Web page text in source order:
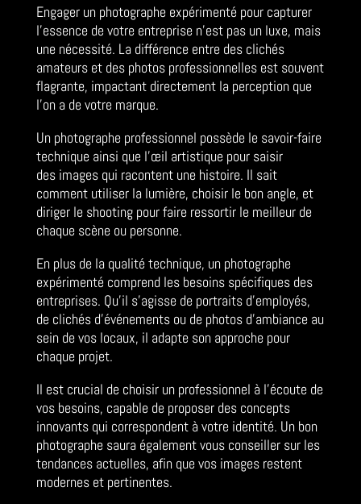
Engager un photographe expérimenté pour capturer
l’essence de votre entreprise n’est pas un luxe, mais
une nécessité. La différence entre des clichés
amateurs et des photos professionnelles est souvent
flagrante, impactant directement la perception que
l’on a de votre marque.
Un photographe professionnel possède le savoir-faire
technique ainsi que l’œil artistique pour saisir
des images qui racontent une histoire. Il sait
comment utiliser la lumière, choisir le bon angle, et
diriger le shooting pour faire ressortir le meilleur de
chaque scène ou personne.
En plus de la qualité technique, un photographe
expérimenté comprend les besoins spécifiques des
entreprises. Qu’il s’agisse de portraits d’employés,
de clichés d’événements ou de photos d’ambiance au
sein de vos locaux, il adapte son approche pour
chaque projet.
Il est crucial de choisir un professionnel à l’écoute de
vos besoins, capable de proposer des concepts
innovants qui correspondent à votre identité. Un bon
photographe saura également vous conseiller sur les
tendances actuelles, afin que vos images restent
modernes et pertinentes.